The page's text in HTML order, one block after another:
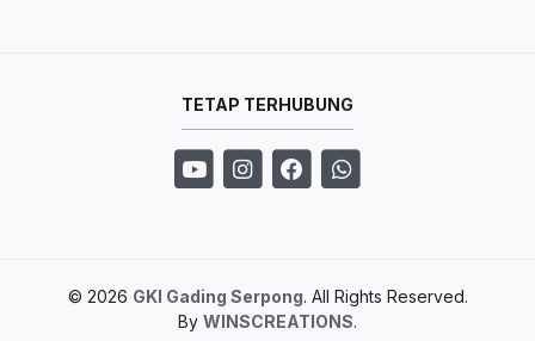
TETAP TERHUBUNG
© 2026 GKI Gading Serpong. All Rights Reserved.
By WINSCREATIONS.